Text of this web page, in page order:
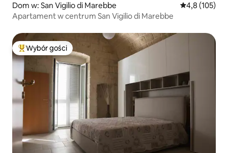
Dom w: San Vigilio di Marebbe Średnia
4,8 (105)
Apartament w centrum San Vigilio di Marebbe
Najpopularniejsze z kategorii Wybór gości
Wybór gości